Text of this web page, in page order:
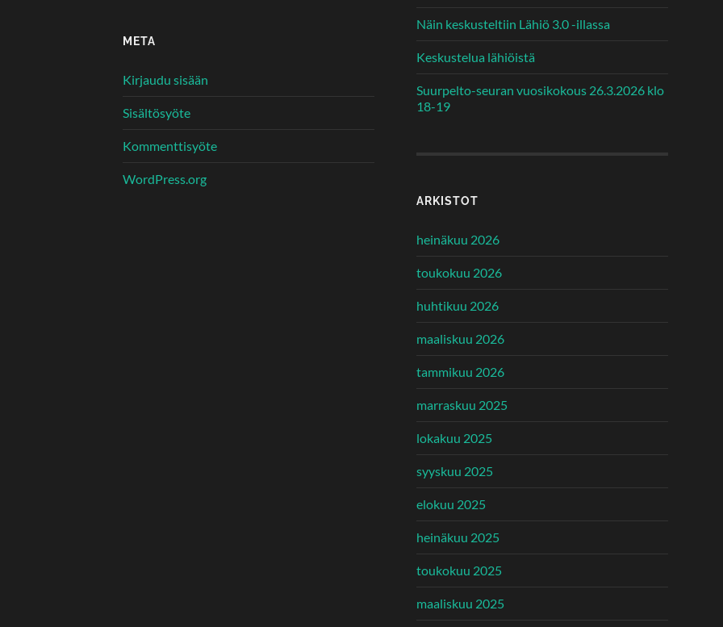
META
Kirjaudu sisään
Sisältösyöte
Kommenttisyöte
WordPress.org
Näin keskusteltiin Lähiö 3.0 -illassa
Keskustelua lähiöistä
Suurpelto-seuran vuosikokous 26.3.2026 klo
18-19
ARKISTOT
heinäkuu 2026
toukokuu 2026
huhtikuu 2026
maaliskuu 2026
tammikuu 2026
marraskuu 2025
lokakuu 2025
syyskuu 2025
elokuu 2025
heinäkuu 2025
toukokuu 2025
maaliskuu 2025